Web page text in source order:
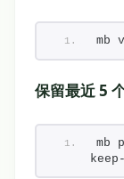
mb
保留最近 5
mb